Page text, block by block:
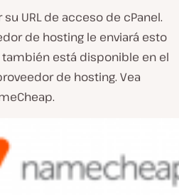
URL de acceso de cPanel.
de hosting le enviará esto
también está disponible en el
de hosting. Vea